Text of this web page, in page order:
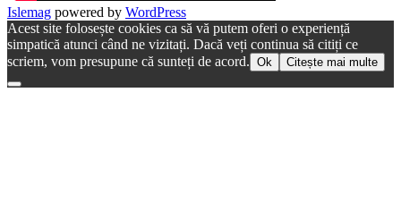
Islemag powered by WordPress
Acest site folosește cookies ca să vă putem oferi o experiență
simpatică atunci când ne vizitați. Dacă veți continua să citiți ce
scriem, vom presupune că sunteți de acord. Ok Citește mai multe